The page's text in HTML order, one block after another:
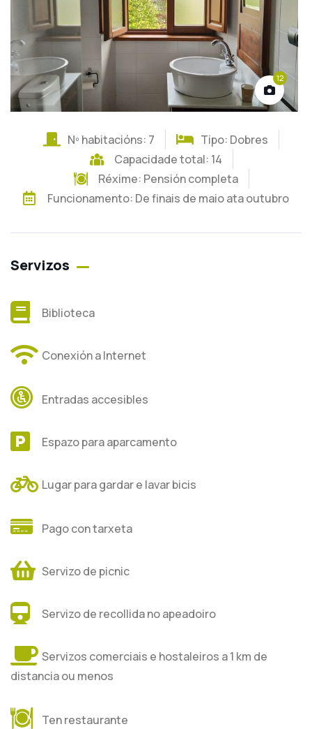
12
Nº habitacións: 7
Tipo: Dobres
Capacidade total: 14
Réxime: Pensión completa
Funcionamento: De finais de maio ata outubro
Servizos
Biblioteca
Conexión a Internet
Entradas accesibles
Espazo para aparcamento
Lugar para gardar e lavar bicis
Pago con tarxeta
Servizo de picnic
Servizo de recollida no apeadoiro
Servizos comerciais e hostaleiros a 1 km de
distancia ou menos
Ten restaurante